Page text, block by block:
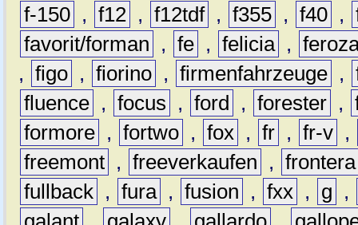
f-150 , f12 , f12tdf , f355 , f40 ,
favorit/forman
, fe , felicia ,
, figo , fiorino , firmenfahrzeuge ,
fluence , focus , ford , forester ,
formore , fortwo , fox , fr , fr-v ,
freemont , freeverkaufen , frontera
fullback , fura , fusion , fxx , g
,